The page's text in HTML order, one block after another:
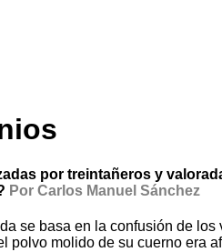
por treintañeros y
Por Carlos Manuel Sánchez
se basa en la confusión de
molido de su cuerno era